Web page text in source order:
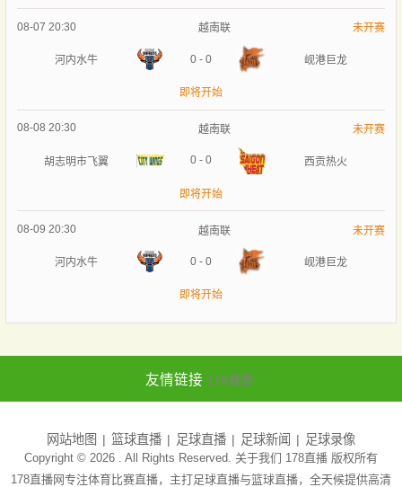
08-07 20:30 越南联 未开赛
河内水牛 0 - 0 岘港巨龙
即将开始
08-08 20:30 越南联 未开赛
胡志明市飞翼 0 - 0 西贡热火
即将开始
08-09 20:30 越南联 未开赛
河内水牛 0 - 0 岘港巨龙
即将开始
友情链接 178直播
网站地图 篮球直播 足球直播 足球新闻 足球录像
Copyright © 2026 . All Rights Reserved. 关于我们 178直播 版权所有
178直播网专注体育比赛直播，主打足球直播与篮球直播，全天候提供高清